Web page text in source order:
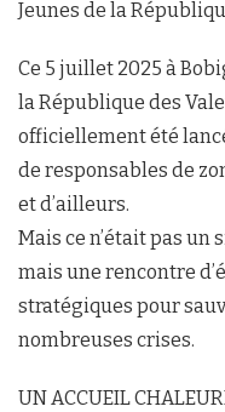
Jeunes de la
Ce 5 juillet 2025 à
la République des
officiellement été
de responsables de
et d’ailleurs.
Mais ce n’était pas
mais une rencontre
stratégiques pour
nombreuses crises.
UN ACCUEIL